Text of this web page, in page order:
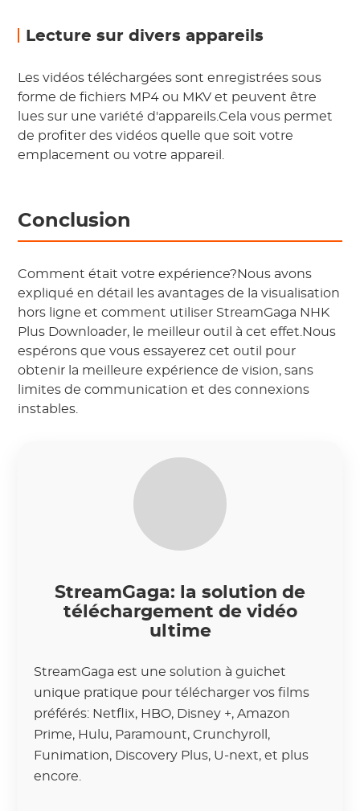
Lecture sur divers appareils
Les vidéos téléchargées sont enregistrées sous
forme de fichiers MP4 ou MKV et peuvent être
lues sur une variété d'appareils.Cela vous permet
de profiter des vidéos quelle que soit votre
emplacement ou votre appareil.
Conclusion
Comment était votre expérience?Nous avons
expliqué en détail les avantages de la visualisation
hors ligne et comment utiliser StreamGaga NHK
Plus Downloader, le meilleur outil à cet effet.Nous
espérons que vous essayerez cet outil pour
obtenir la meilleure expérience de vision, sans
limites de communication et des connexions
instables.
StreamGaga: la solution de
téléchargement de vidéo
ultime
StreamGaga est une solution à guichet
unique pratique pour télécharger vos films
préférés: Netflix, HBO, Disney +, Amazon
Prime, Hulu, Paramount, Crunchyroll,
Funimation, Discovery Plus, U-next, et plus
encore.